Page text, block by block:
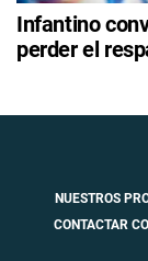
Infantino
perder el
NUESTROS
CONTACTAR